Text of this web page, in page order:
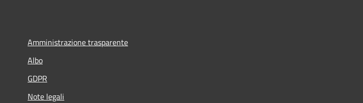
Amministrazione trasparente
Albo
GDPR
Note legali